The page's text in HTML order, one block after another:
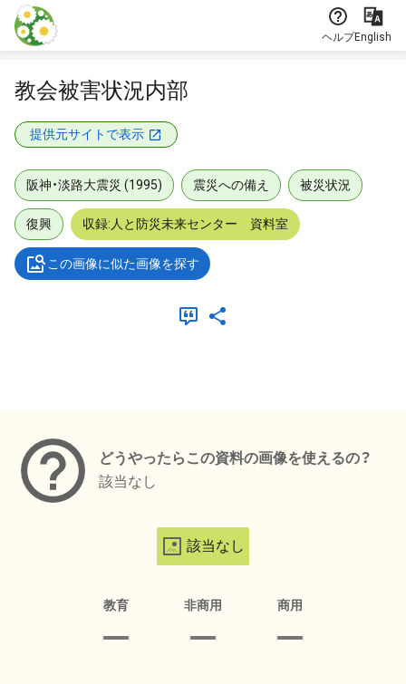
本文に飛ぶ
ヘルプEnglish
教会被害状況内部
提供元サイトで表示
阪神・淡路大震災 (1995) 震災への備え 被災状況
復興 収録:人と防災未来センター 資料室
この画像に似た画像を探す
どうやったらこの資料の画像を使えるの？
該当なし
該当なし
教育 非商用 商用